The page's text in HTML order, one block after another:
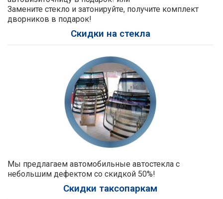
Замените стекло и затонируйте, получите комплект
дворников в подарок!
Скидки на стекла
Мы предлагаем автомобильные автостекла с
небольшим дефектом со скидкой 50%!
Скидки таксопаркам